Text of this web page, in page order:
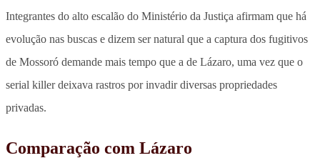
Integrantes do alto escalão do Ministério da Justiça afirmam que há
evolução nas buscas e dizem ser natural que a captura dos fugitivos
de Mossoró demande mais tempo que a de Lázaro, uma vez que o
serial killer deixava rastros por invadir diversas propriedades
privadas.
Comparação com Lázaro